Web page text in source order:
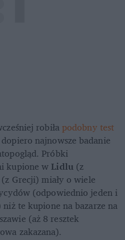
robiła podobny test
najnowsze badanie
Próbki
kupione w Lidlu (z
(z Grecji) miały o wiele
(odpowiednio jeden i
te kupione na bazarze na
(aż 8 resztek
zakazana).